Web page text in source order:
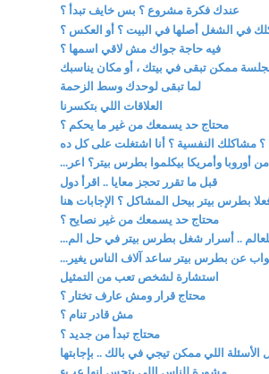
عندك فكرة مشروع ؟ بس خايف تبدأ ؟
في الشغل أصلها في البيت ؟ أو العكس ؟
فيه حاجة جواك مش لاقي اسمها ؟
ممكن تبقى في بيتك ، أو مكان يناسبك
لما تبقى لوحدك وسط الزحمة
العلاقات اللي بتكسرنا
محتاج حد يسمعك من غير ما يحكم ؟
مشاكلك النفسية ؟ أنا اشتغلت على كل ده
أوروبا وأمريكا بيكلموا بطرس بيتر؟ اعر...
قبل ما تقرر تحجز معايا .. اقرأ دول
بطرس بيتر بيحل المشاكل ؟ الإجابات هنا
محتاج حد يسمعك من غير نصايح ؟
.. أسرار شغل بطرس بيتر في حل الم...
استشارة لشخص تعب من التمثيل
محتاج قرار ومش عارف تختار ؟
مش قادر تنام ؟
محتاج تبدأ من جديد ؟
الأسئلة اللي ممكن تيجي في بالك .. بإجابتها